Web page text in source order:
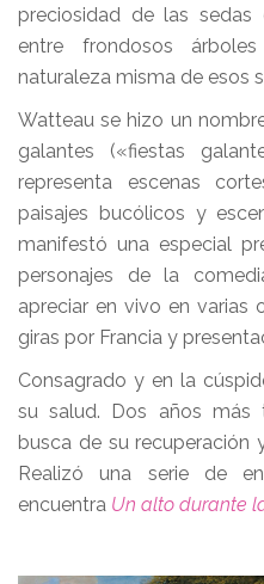
preciosidad de las sedas
entre frondosos
naturaleza misma de esos
Watteau se hizo un
galantes («fiestas
representa escenas
paisajes bucólicos y
manifestó una especial
personajes de la
apreciar en vivo en varias
giras por Francia y
Consagrado y en la
su salud. Dos años más
busca de su recuperación
Realizó una serie de
encuentra Un alto durante